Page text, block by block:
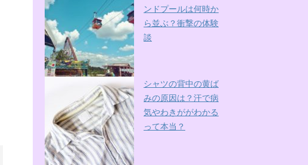
ンドプールは何時か
ら並ぶ？衝撃の体験
談
シャツの背中の黄ば
みの原因は？汗で病
気やわきががわかる
って本当？